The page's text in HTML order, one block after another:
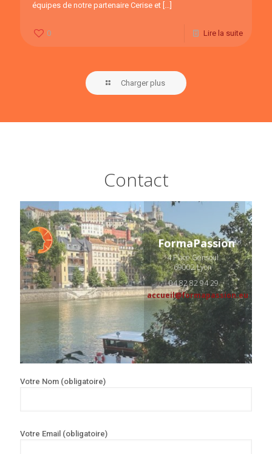
équipes de notre partenaire Cerise et […]
0 Lire la suite
Charger plus
Contact
FormaPassion
4 Place Gensoul
accueil@formapassion.eu
69002 Lyon
04 82 82 94 29
Votre Nom (obligatoire)
Votre Email (obligatoire)